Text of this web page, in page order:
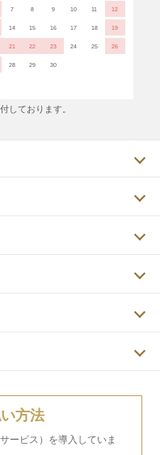
7 8 9 10 11 12
14 15 16 17 18 19
21 22 23 24 25 26
28 29 30
しております。
方法
ービス）を導入していま